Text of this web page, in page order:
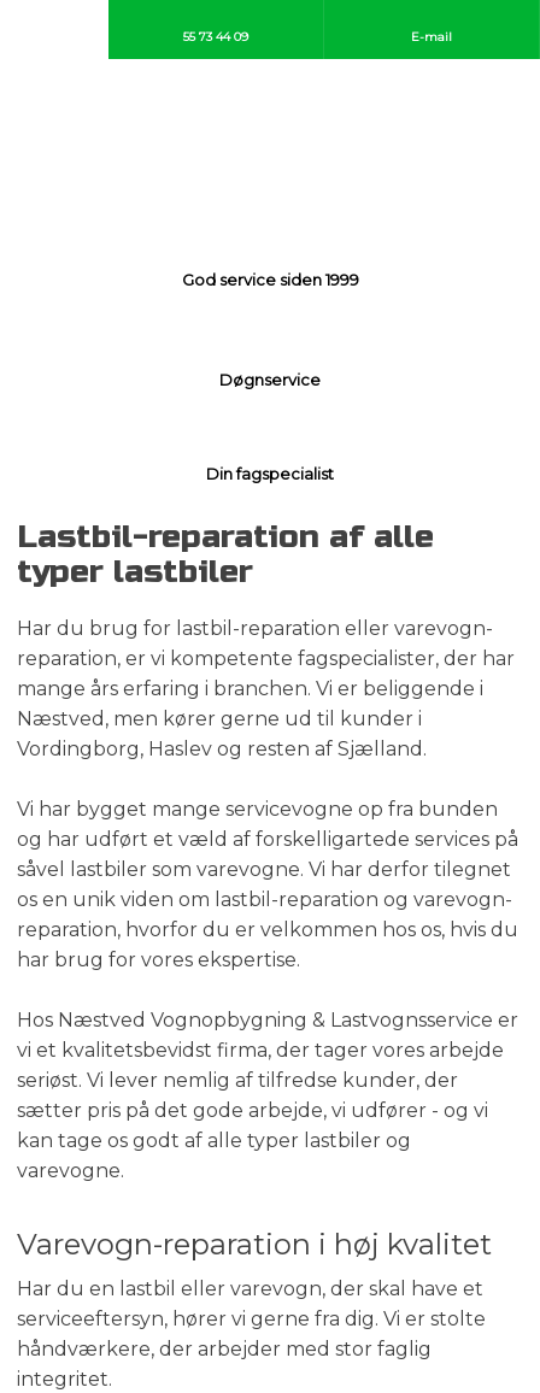
55 73 44 09​ E-mail
God service siden 1999​
Døgnservice​
Din fagspecialist
Lastbil-reparation af alle
typer lastbiler
​Har du brug for lastbil-reparation eller varevogn-
reparation, er vi kompetente fagspecialister, der har
mange års erfaring i branchen. Vi er beliggende i
Næstved, men kører gerne ud til kunder i
Vordingborg, Haslev og resten af Sjælland.​
Vi har bygget mange servicevogne op fra bunden
og har udført et væld af forskelligartede services på
såvel lastbiler som varevogne. Vi har derfor tilegnet
os en unik viden om lastbil-reparation og varevogn-
reparation, hvorfor du er velkommen hos os, hvis du
har brug for vores ekspertise.
Hos Næstved Vognopbygning & Lastvognsservice er
vi et kvalitetsbevidst firma, der tager vores arbejde
seriøst. Vi lever nemlig af tilfredse kunder, der
sætter pris på det gode arbejde, vi udfører - og vi
kan tage os godt af alle typer lastbiler og
varevogne.
Varevogn-reparation i høj kvalitet
Har du en lastbil eller varevogn, der skal have et
serviceeftersyn, hører vi gerne fra dig. Vi er stolte
håndværkere, der arbejder med stor faglig
integritet.